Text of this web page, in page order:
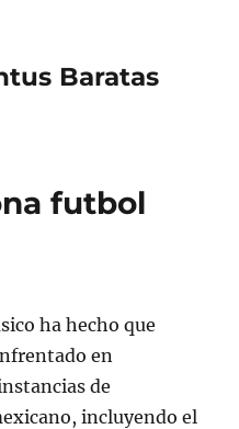
Baratas
futbol
ha hecho que
en
de
incluyendo el